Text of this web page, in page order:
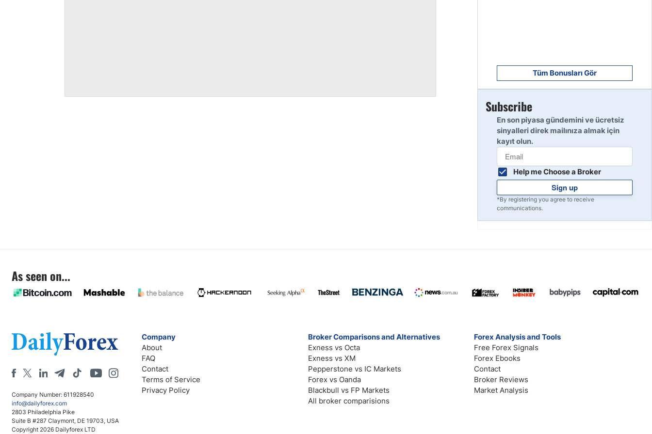
10
Tüm Bonusları Gör
Subscribe
En son piyasa gündemini ve ücretsiz
sinyalleri direk mailınıza almak için
kayıt olun.
Help me Choose a Broker
Sign up
*By registering you agree to receive
communications.
As seen on...
Company Number: 611928540
info@dailyforex.com
2803 Philadelphia Pike
Suite B #287 Claymont, DE 19703, USA
Copyright 2026 Dailyforex LTD
Company
About
FAQ
Contact
Terms of Service
Privacy Policy
Broker Comparisons and Alternatives
Exness vs Octa
Exness vs XM
Pepperstone vs IC Markets
Forex vs Oanda
Blackbull vs FP Markets
All broker comparisions
Forex Analysis and Tools
Free Forex Signals
Forex Ebooks
Contact
Broker Reviews
Market Analysis